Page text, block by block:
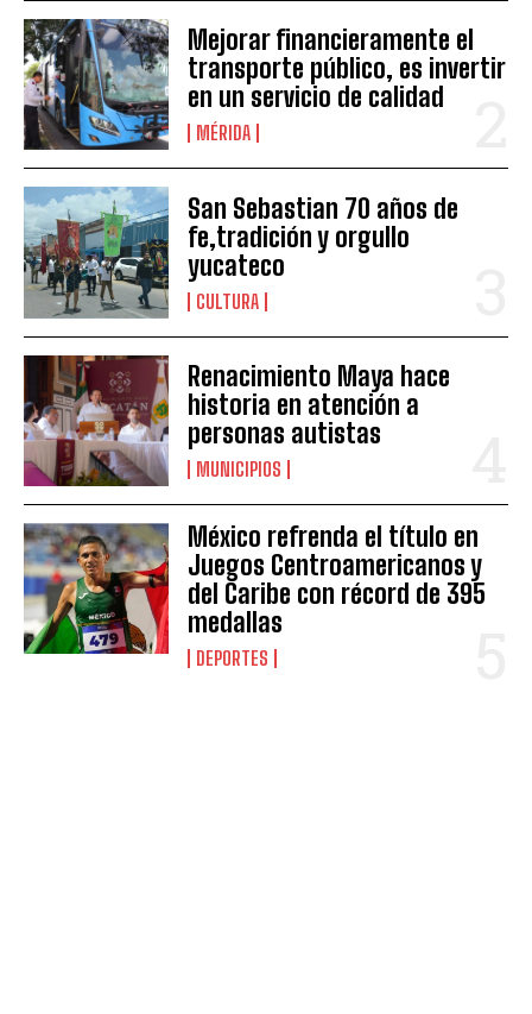
Mejorar financieramente el
transporte público, es invertir
en un servicio de calidad
MÉRIDA
San Sebastian 70 años de
fe,tradición y orgullo
yucateco
CULTURA
Renacimiento Maya hace
historia en atención a
personas autistas
MUNICIPIOS
México refrenda el título en
Juegos Centroamericanos y
del Caribe con récord de 395
medallas
DEPORTES